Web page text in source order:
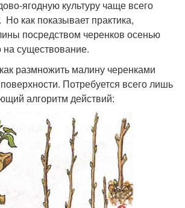
ягодную культуру чаще всего
как показывает практика,
посредством черенков осенью
существование.
размножить малину черенками
Потребуется всего лишь
алгоритм действий: